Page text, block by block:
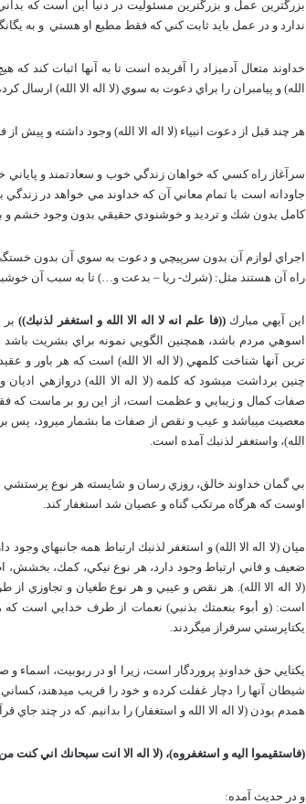
بزرگترين عمل و بزرگترين مسئوليت در دنيا اين است كه
ندارد و در عمل بايد ثابت كني كه فقط مطيع او هستي و به
خداوند متعال آدميزاد را آفريده است تا به آنها اثبات كند كه
الله) و پيامبران را براي دعوت به سوي (لا اله الا الله) ارسال
هر چند قبل از دعوت انبياء (لا اله الا الله) وجود داشته و پيش
سرآغاز راه كسي كه خواهان زندگي خوب و سعادتمند و پاياني
جاودانه است با تمام معاني آن كه خداوند مي خواهد در زندگي
كامل بدون شك و ترديد و خوشنودي حقيقي بدون وجود خشم و
اجراي لوازم آن بدون سرپيچي و دعوت به سوي آن بدون خستگي،
راه آن هستند مثل: (شرك- ريا – بدعت و…) تا به سبب آن
اين آيه­ي مبارك((فا علم انه لا اله الا الله و استغفر لذنبك))بر
اسوه­ي مردم باشد، همچنين الگويي نمونه براي بشريت باشد
ترين آنها شناخت كلمه­ي (لا اله الا الله) است كه هر باور و
چنين برداشت مي­شود كه كلمه (لا اله الا الله) دروازه­ي
صفات كمال و زيبايي و عظمت است، از اين رو بر ماست كه فقط
معصيت مي­باشد و عيب و نقص از صفات ما بشمار مي­رود، پس بر
الله)، واستغفر لذنبك آمده است.
بي گمان خداوند خالق، روزي رسان و شايسته هر نوع پرستشي
اوست كه هرگاه مرتكب گناه و عصيان شد استغفار كند.
ميان (لا اله الا الله) و استغفر لذنبك ارتباط همه جانبه­اي
ضعيف و فاني ارتباط وجود دارد، هر نوع نيكي، كمك، بخشش،
(لا اله الا الله). هر نقص و عيبي و هر نوع طغيان و تجاوزي
است: (و أبوء بنعمتك بذنبي) نعمات از طرف خدايي است
يكتاپرستي سرفراز مي­گردند.
يكتايي حق خداوندِ پروردگار است، زيرا او در ربوبيت، اسماء
شيطان آنها را دچار غفلت كرده و خود را فريب مي­دهند،
همدم بودن (لا اله الا الله و استغفار) را بدانيم. كه در چند جاي
(فاستقيموا اليه و استغفروه)، (لا اله الا انت سبحانك اني كنت
و در حديث آمده: